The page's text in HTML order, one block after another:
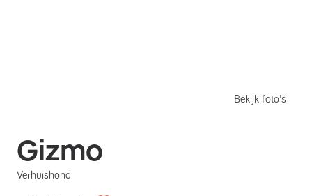
Bekijk foto's
Gizmo
Verhuishond